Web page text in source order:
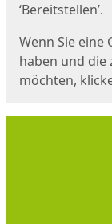
‘Bereitstellen’.
Wenn Sie eine
haben und
möchten,